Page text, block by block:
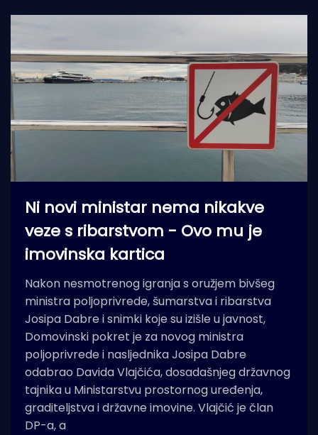
Ni novi ministar nema nikakve
veze s ribarstvom - Ovo mu je
imovinska kartica
Nakon nesmotrenog igranja s oružjem bivšeg
ministra poljoprivrede, šumarstva i ribarstva
Josipa Dabre i snimki koje su izišle u javnost,
Domovinski pokret je za novog ministra
poljoprivrede i nasljednika Josipa Dabre
odabrao Davida Vlajčića, dosadašnjeg državnog
tajnika u Ministarstvu prostornog uređenja,
graditeljstva i državne imovine. Vlajčić je član
DP-a, a